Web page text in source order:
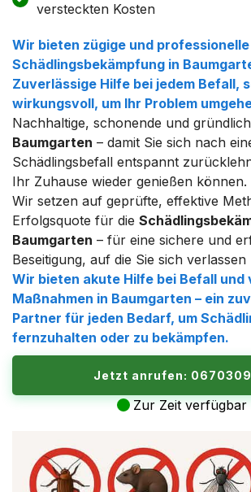
versteckten Kosten
Wir bieten zügige und professionelle
Schädlingsbekämpfung in
Zuverlässige Hilfe bei jedem Befall,
wirkungsvoll, um Ihr Problem
Nachhaltige, schonende und
Baumgarten – damit Sie sich nach
Schädlingsbefall entspannt
Ihr Zuhause wieder genießen können.
Wir setzen auf geprüfte, effektive
Erfolgsquote für die
Baumgarten – für eine sichere und
Beseitigung, auf die Sie sich verlassen
Wir bieten akute Hilfe bei Befall und
Maßnahmen in Baumgarten – ein
Partner für jeden Bedarf, um
fernzuhalten oder zu bekämpfen.
Jetzt anrufen:
Zur Zeit verfügbar